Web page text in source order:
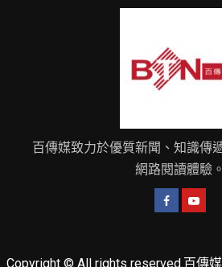
百傳媒致力於優質新聞、知識傳
網路閱讀體驗。
Copyright © All rights reserved.百傳